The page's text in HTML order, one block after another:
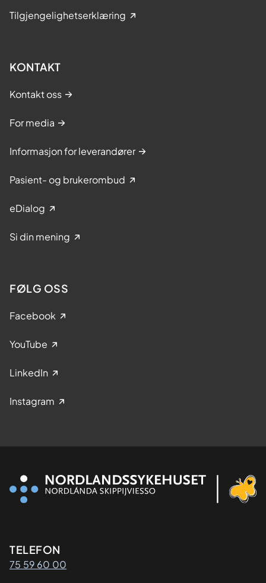
Tilgjengelighetserklæring
KONTAKT
Kontakt oss
For media
Informasjon for leverandører
Pasient- og brukerombud
eDialog
Si din mening
FØLG OSS
Facebook
YouTube
LinkedIn
Instagram
Kontaktinformasjon
TELEFON
75 59 60 00